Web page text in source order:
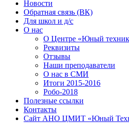
Новости
Обратная связь (ВК)
Для школ и д/с
О нас
О Центре «Юный
Реквизиты
Отзывы
Наши преподаватели
О нас в СМИ
Итоги 2015-2016
Робо-2018
Полезные ссылки
Контакты
Сайт АНО ЦМИТ «Юный